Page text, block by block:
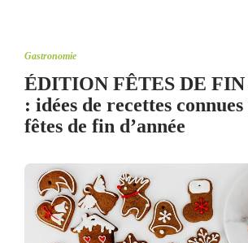
Gastronomie
ÉDITION FÊTES DE FIN
: idées de recettes
fêtes de fin d’année